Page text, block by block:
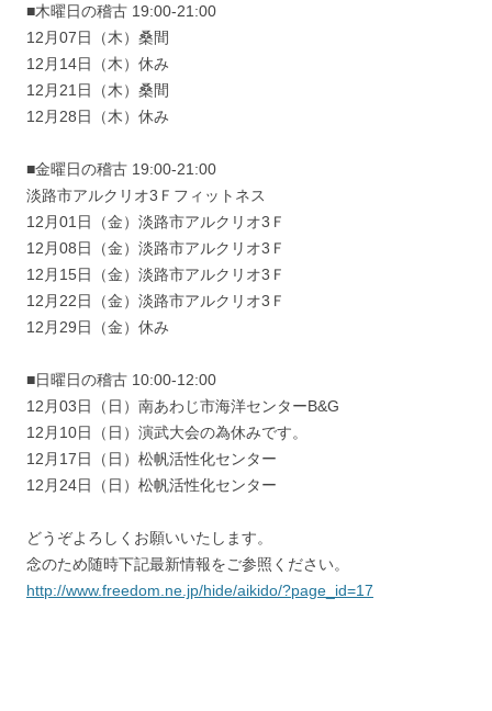
■木曜日の稽古 19:00-21:00
12月07日（木）桑間
12月14日（木）休み
12月21日（木）桑間
12月28日（木）休み
■金曜日の稽古 19:00-21:00
淡路市アルクリオ3Ｆフィットネス
12月01日（金）淡路市アルクリオ3Ｆ
12月08日（金）淡路市アルクリオ3Ｆ
12月15日（金）淡路市アルクリオ3Ｆ
12月22日（金）淡路市アルクリオ3Ｆ
12月29日（金）休み
■日曜日の稽古 10:00-12:00
12月03日（日）南あわじ市海洋センターB&G
12月10日（日）演武大会の為休みです。
12月17日（日）松帆活性化センター
12月24日（日）松帆活性化センター
どうぞよろしくお願いいたします。
念のため随時下記最新情報をご参照ください。
http://www.freedom.ne.jp/hide/aikido/?page_id=17